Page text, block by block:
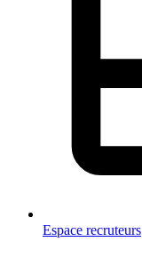
Espace recruteurs